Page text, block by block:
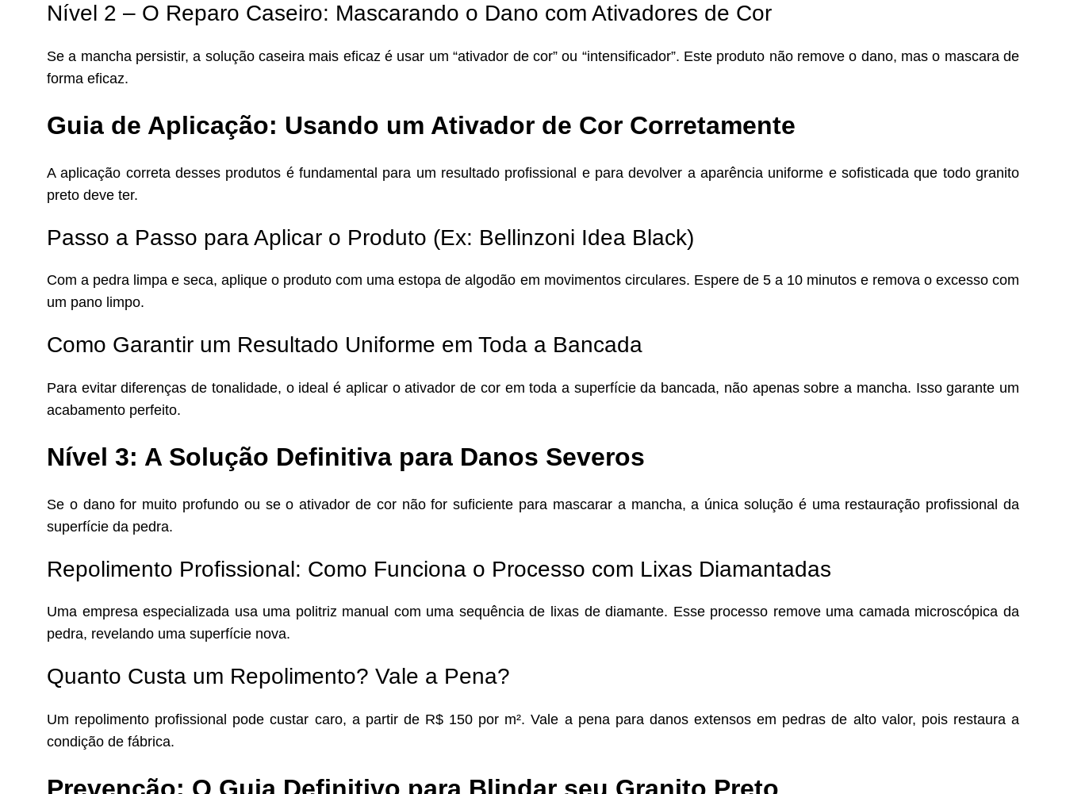
Nível 2 – O Reparo Caseiro: Mascarando o Dano com Ativadores de Cor
Se a mancha persistir, a solução caseira mais eficaz é usar um “ativador de cor” ou “intensificador”. Este produto não remove o dano, mas o mascara de
forma eficaz.
Guia de Aplicação: Usando um Ativador de Cor Corretamente
A aplicação correta desses produtos é fundamental para um resultado profissional e para devolver a aparência uniforme e sofisticada que todo granito
preto deve ter.
Passo a Passo para Aplicar o Produto (Ex: Bellinzoni Idea Black)
Com a pedra limpa e seca, aplique o produto com uma estopa de algodão em movimentos circulares. Espere de 5 a 10 minutos e remova o excesso com
um pano limpo.
Como Garantir um Resultado Uniforme em Toda a Bancada
Para evitar diferenças de tonalidade, o ideal é aplicar o ativador de cor em toda a superfície da bancada, não apenas sobre a mancha. Isso garante um
acabamento perfeito.
Nível 3: A Solução Definitiva para Danos Severos
Se o dano for muito profundo ou se o ativador de cor não for suficiente para mascarar a mancha, a única solução é uma restauração profissional da
superfície da pedra.
Repolimento Profissional: Como Funciona o Processo com Lixas Diamantadas
Uma empresa especializada usa uma politriz manual com uma sequência de lixas de diamante. Esse processo remove uma camada microscópica da
pedra, revelando uma superfície nova.
Quanto Custa um Repolimento? Vale a Pena?
Um repolimento profissional pode custar caro, a partir de R$ 150 por m². Vale a pena para danos extensos em pedras de alto valor, pois restaura a
condição de fábrica.